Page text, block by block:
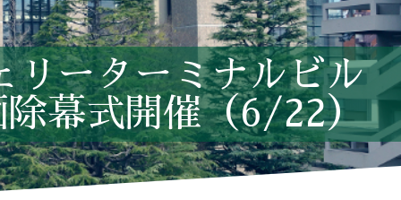
リーターミナルビル
除幕式開催（6/22）